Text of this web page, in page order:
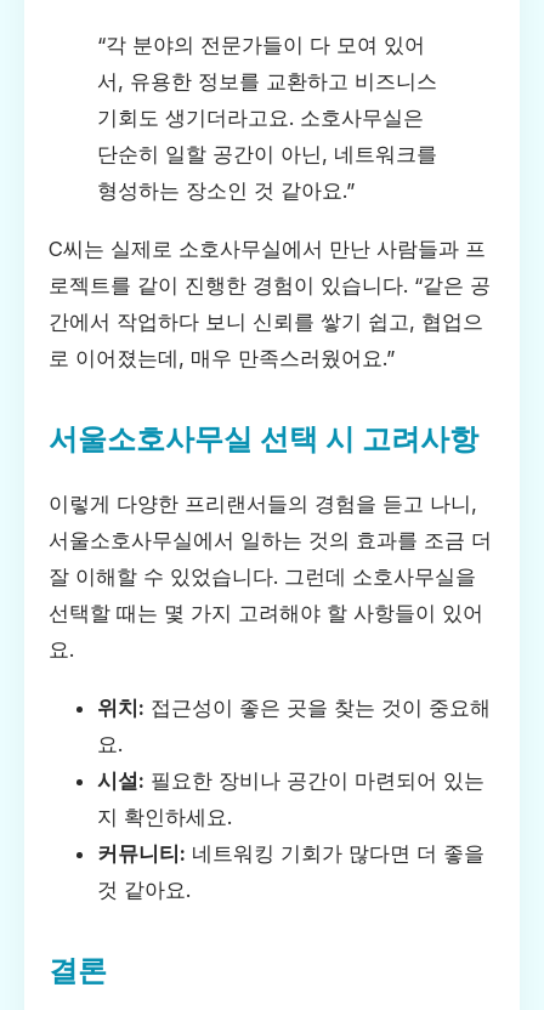
“각 분야의 전문가들이 다 모여 있어
서, 유용한 정보를 교환하고 비즈니스
기회도 생기더라고요. 소호사무실은
단순히 일할 공간이 아닌, 네트워크를
형성하는 장소인 것 같아요.”
C씨는 실제로 소호사무실에서 만난 사람들과 프
로젝트를 같이 진행한 경험이 있습니다. “같은 공
간에서 작업하다 보니 신뢰를 쌓기 쉽고, 협업으
로 이어졌는데, 매우 만족스러웠어요.”
서울소호사무실 선택 시 고려사항
이렇게 다양한 프리랜서들의 경험을 듣고 나니,
서울소호사무실에서 일하는 것의 효과를 조금 더
잘 이해할 수 있었습니다. 그런데 소호사무실을
선택할 때는 몇 가지 고려해야 할 사항들이 있어
요.
위치: 접근성이 좋은 곳을 찾는 것이 중요해
요.
시설: 필요한 장비나 공간이 마련되어 있는
지 확인하세요.
커뮤니티: 네트워킹 기회가 많다면 더 좋을
것 같아요.
결론